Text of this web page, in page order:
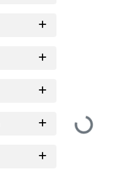
Loading...